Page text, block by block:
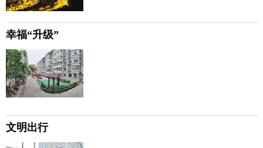
幸福“升级”
文明出行